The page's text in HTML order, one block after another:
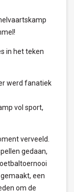
in het teken
werd fanatiek
vol sport,
verveeld.
gedaan,
een
om de